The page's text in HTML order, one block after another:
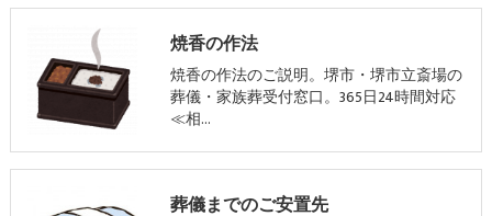
焼香の作法
焼香の作法のご説明。堺市・堺市立斎場の
葬儀・家族葬受付窓口。365日24時間対応
≪相…
葬儀までのご安置先